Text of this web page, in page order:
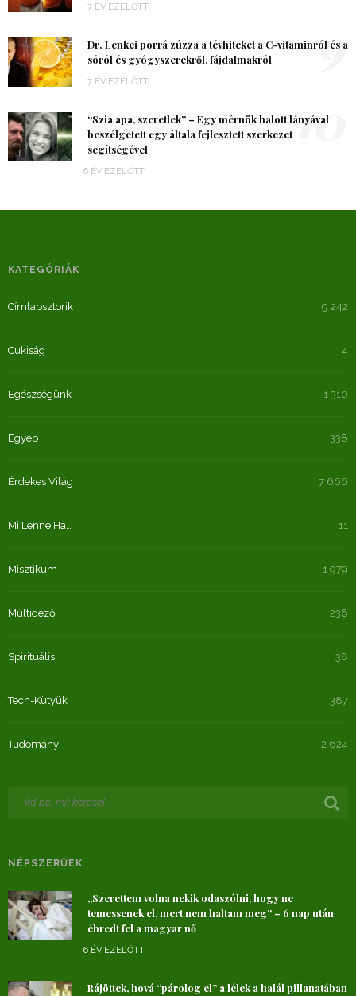
7 ÉV EZELŐTT
Dr. Lenkei porrá zúzza a tévhiteket a C-vitaminról és a
sóról és gyógyszerekről, fájdalmakról
7 ÉV EZELŐTT
9
“Szia apa, szeretlek” – Egy mérnök halott lányával
beszélgetett egy általa fejlesztett szerkezet
segítségével
6 ÉV EZELŐTT
10
KATEGÓRIÁK
Címlapsztorik 9 242
Cukiság 4
Egészségünk 1 310
Egyéb 338
Érdekes Világ 7 666
Mi Lenne Ha… 11
Misztikum 1 979
Múltidéző 236
Spirituális 38
Tech-Kütyük 387
Tudomány 2 624
NÉPSZERŰEK
„Szerettem volna nekik odaszólni, hogy ne
temessenek el, mert nem haltam meg” – 6 nap után
ébredt fel a magyar nő
6 ÉV EZELŐTT
Rájöttek, hová “párolog el” a lélek a halál pillanatában